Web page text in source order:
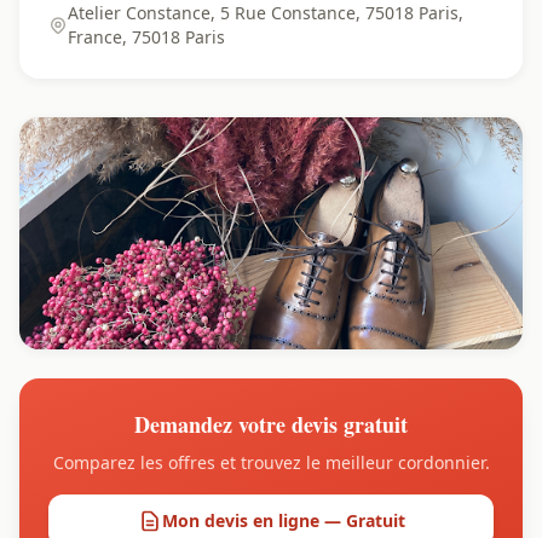
Atelier Constance, 5 Rue Constance, 75018 Paris,
France, 75018 Paris
Demandez votre devis gratuit
Comparez les offres et trouvez le meilleur cordonnier.
Mon devis en ligne — Gratuit